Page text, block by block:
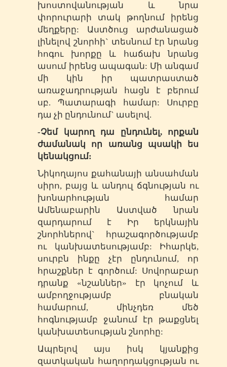
խոստովանության և նրա
փորուրարի տակ թողնում իրենց
մեղքերը: Աստծուց արժանացած
լինելով շնորհի` տեսնում էր նրանց
հոգու խորքը և հաճախ նրանց
ասում իրենց ապագան: Մի անգամ
մի կին իր պատրաստած
առաջադրության հացն է բերում
սբ. Պատարագի համար: Սուրբը
դա չի ընդունում` ասելով.
-Չեմ կարող դա ընդունել, որքան
ժամանակ որ առանց պսակի ես
կենակցում:
Նիկողայոս քահանայի անսահման
սիրո, բայց և անդուլ ճգնության ու
խոնարհության համար
Ամենաբարին Աստված նրան
զարդարում է Իր երկնային
շնորհներով` հրաշագործությամբ
ու կանխատեսությամբ: Իհարկե,
սուրբն ինքը չէր ընդունում, որ
հրաշքներ է գործում: Սովորաբար
դրանք «նշաններ» էր կոչում և
ամբողջությամբ բնական
համարում, մինչդեռ մեծ
հոգնությամբ ջանում էր թաքցնել
կանխատեսության շնորհը:
Ապրելով այս իսկ կյանքից
զատկական հաղորդակցության ու